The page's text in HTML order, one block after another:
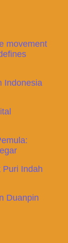
movement
Indonesia
Puri Indah
Duanpin